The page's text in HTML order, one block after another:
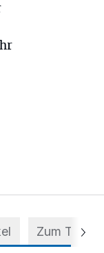
Zum Thema